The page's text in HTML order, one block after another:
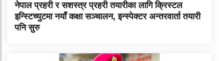
नेपाल प्रहरी र सशस्त्र प्रहरी तयारीका लागि क्रिस्टल
इन्स्टिच्युटमा नयाँ कक्षा सञ्चालन, इन्स्पेक्टर अन्तरवार्ता तयारी
पनि सुरु